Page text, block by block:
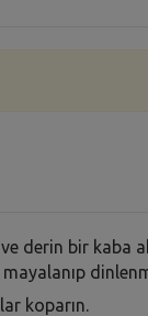
derin bir kaba
koparın.